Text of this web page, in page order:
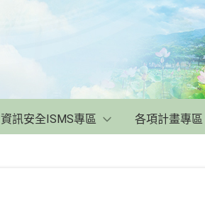
資訊安全ISMS專區 各項計畫專區